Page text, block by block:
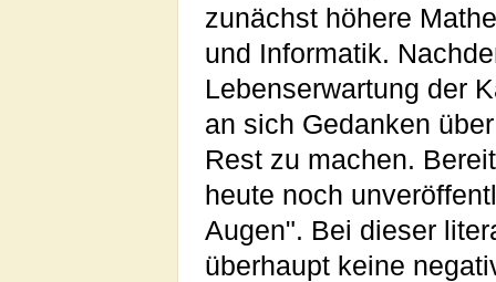
zunächst höhere
und Informatik.
Lebenserwartung der
an sich Gedanken
Rest zu machen.
heute noch
Augen". Bei dieser
überhaupt keine